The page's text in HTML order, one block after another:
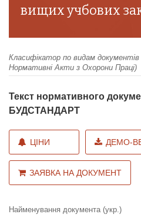
вищих учбових
Класифікатор по видам документів
Нормативні Акти з Охорони Праці)
Текст нормативного
БУДСТАНДАРТ
ЦІНИ ДЕМО-
ЗАЯВКА НА ДОКУМЕНТ
Найменування документа (укр.)